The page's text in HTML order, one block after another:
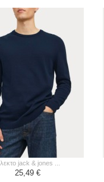
πλεκτο jack & jones ...
25,49 €